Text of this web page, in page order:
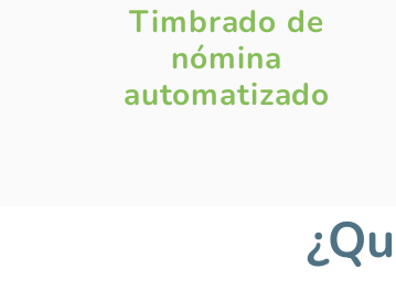
Timbrado de
nómina
automatizado